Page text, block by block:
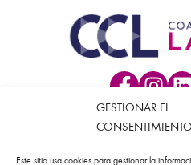
GESTIONAR EL
CONSENTIMIENTO
Este sitio usa cookies para gestionar la
Sobre